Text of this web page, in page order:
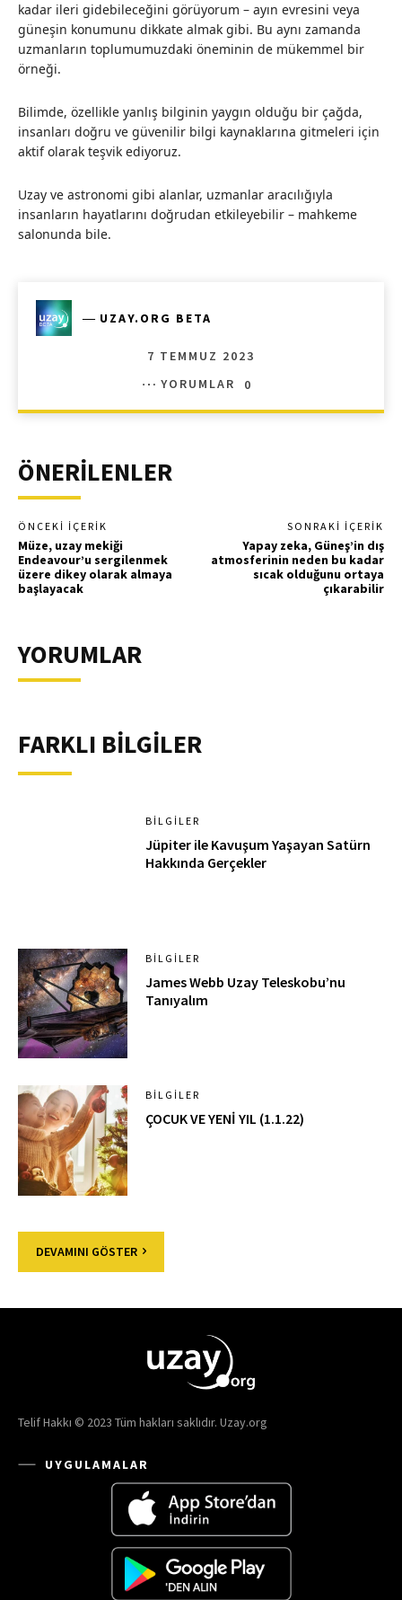
kadar ileri gidebileceğini görüyorum – ayın evresini veya
güneşin konumunu dikkate almak gibi. Bu aynı zamanda
uzmanların toplumumuzdaki öneminin de mükemmel bir
örneği.
Bilimde, özellikle yanlış bilginin yaygın olduğu bir çağda,
insanları doğru ve güvenilir bilgi kaynaklarına gitmeleri için
aktif olarak teşvik ediyoruz.
Uzay ve astronomi gibi alanlar, uzmanlar aracılığıyla
insanların hayatlarını doğrudan etkileyebilir – mahkeme
salonunda bile.
― UZAY.ORG BETA
7 TEMMUZ 2023
YORUMLAR
0
ÖNERİLENLER
ÖNCEKI İÇERIK
Müze, uzay mekiği
Endeavour’u sergilenmek
üzere dikey olarak almaya
başlayacak
SONRAKI İÇERIK
Yapay zeka, Güneş’in dış
atmosferinin neden bu kadar
sıcak olduğunu ortaya
çıkarabilir
YORUMLAR
FARKLI BİLGİLER
BILGILER
Jüpiter ile Kavuşum Yaşayan Satürn
Hakkında Gerçekler
BILGILER
James Webb Uzay Teleskobu’nu
Tanıyalım
BILGILER
ÇOCUK VE YENİ YIL (1.1.22)
DEVAMINI GÖSTER
Telif Hakkı © 2023 Tüm hakları saklıdır. Uzay.org
UYGULAMALAR